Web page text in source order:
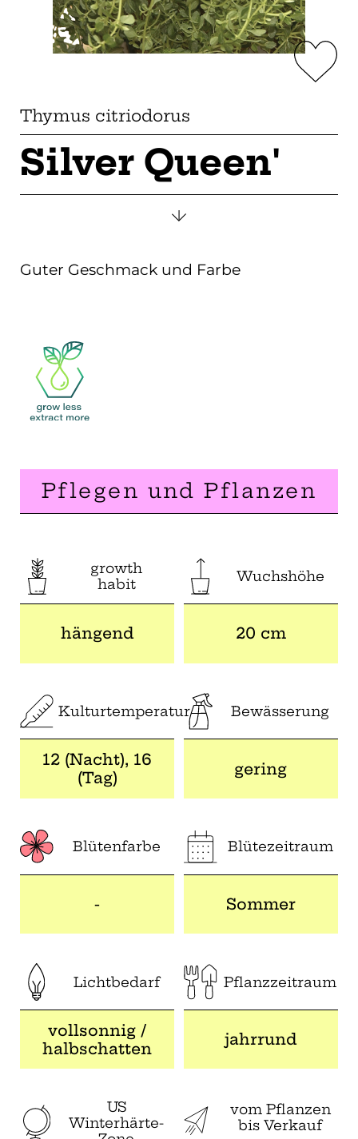
Thymus citriodorus
Silver Queen'
Guter Geschmack und Farbe
Pflegen und Pflanzen
growth
habit
hängend
Wuchshöhe
20 cm
Kulturtemperatur
12 (Nacht), 16
(Tag)
Bewässerung
gering
Blütenfarbe
-
Blütezeitraum
Sommer
Lichtbedarf
vollsonnig /
halbschatten
Pflanzzeitraum
jahrrund
US
Winterhärte-
vom Pflanzen
bis Verkauf